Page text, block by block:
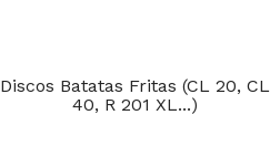
Discos Batatas Fritas (CL 20, CL
40, R 201 XL...)